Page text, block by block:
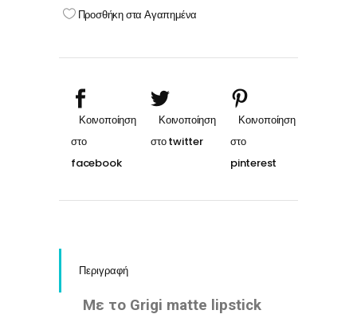
29
Προσθήκη στα Αγαπημένα
Περιγραφή
Με το Grigi matte lipstick